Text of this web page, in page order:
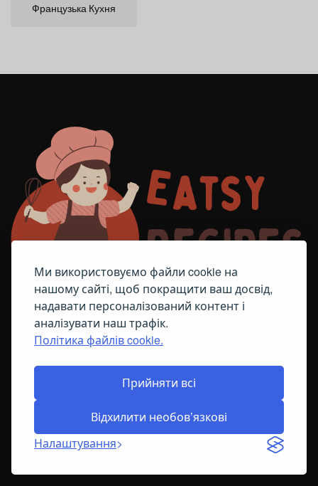
Ми використовуємо файли cookie на
нашому сайті, щоб покращити ваш досвід,
надавати персоналізований контент і
аналізувати наш трафік.
Політика файлів cookie.
Прийняти всі
Відхилити необов’язкові
Налаштування
Французька Кухня
ПОЛІТИКА ЩОДО ФАЙЛІВ COOKIE
© All Right Reserved2026